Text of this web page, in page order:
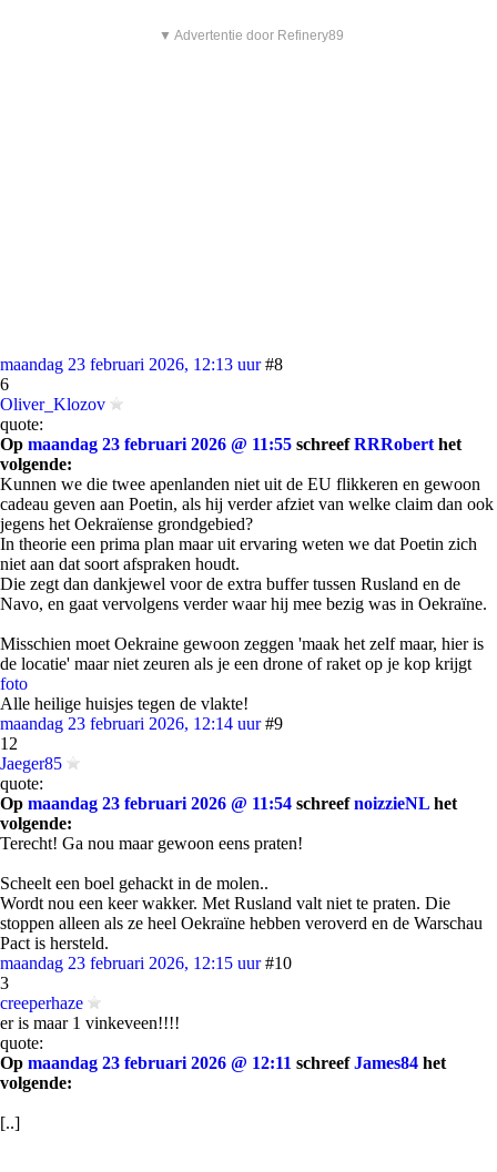
▼ Advertentie door Refinery89
maandag 23 februari 2026, 12:13 uur #8
6
Oliver_Klozov
quote:
Op maandag 23 februari 2026 @ 11:55 schreefRRRobert het
volgende:
Kunnen we die twee apenlanden niet uit de EU flikkeren en gewoon
cadeau geven aan Poetin, als hij verder afziet van welke claim dan ook
jegens het Oekraïense grondgebied?
In theorie een prima plan maar uit ervaring weten we dat Poetin zich
niet aan dat soort afspraken houdt.
Die zegt dan dankjewel voor de extra buffer tussen Rusland en de
Navo, en gaat vervolgens verder waar hij mee bezig was in Oekraïne.
Misschien moet Oekraine gewoon zeggen 'maak het zelf maar, hier is
de locatie' maar niet zeuren als je een drone of raket op je kop krijgt
foto
Alle heilige huisjes tegen de vlakte!
maandag 23 februari 2026, 12:14 uur #9
12
Jaeger85
quote:
Op maandag 23 februari 2026 @ 11:54 schreefnoizzieNL het
volgende:
Terecht! Ga nou maar gewoon eens praten!
Scheelt een boel gehackt in de molen..
Wordt nou een keer wakker. Met Rusland valt niet te praten. Die
stoppen alleen als ze heel Oekraïne hebben veroverd en de Warschau
Pact is hersteld.
maandag 23 februari 2026, 12:15 uur #10
3
creeperhaze
er is maar 1 vinkeveen!!!!
quote:
Op maandag 23 februari 2026 @ 12:11 schreefJames84 het
volgende:
[..]